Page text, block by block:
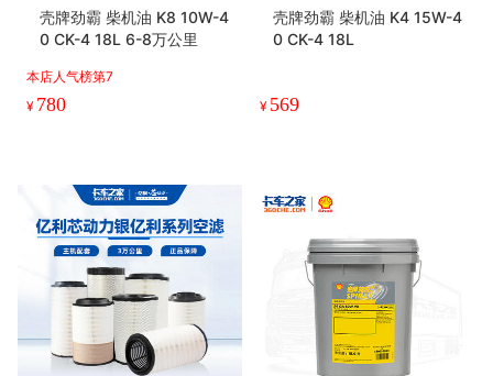
壳牌劲霸 柴机油 K8 10W-4
0 CK-4 18L 6-8万公里
本店人气榜第7
¥ 780
壳牌劲霸 柴机油 K4 15W-4
0 CK-4 18L
¥ 569